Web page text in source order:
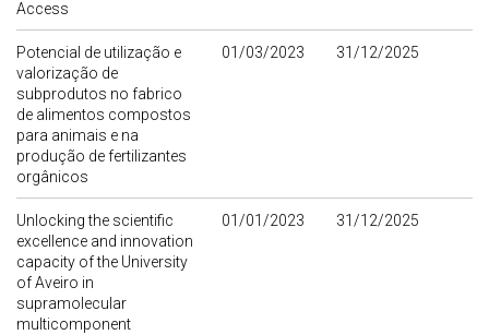
Access
Potencial de utilização e
valorização de
subprodutos no fabrico
de alimentos compostos
para animais e na
produção de fertilizantes
orgânicos
01/03/2023 31/12/2025
Unlocking the scientific
excellence and innovation
capacity of the University
of Aveiro in
supramolecular
multicomponent
01/01/2023 31/12/2025